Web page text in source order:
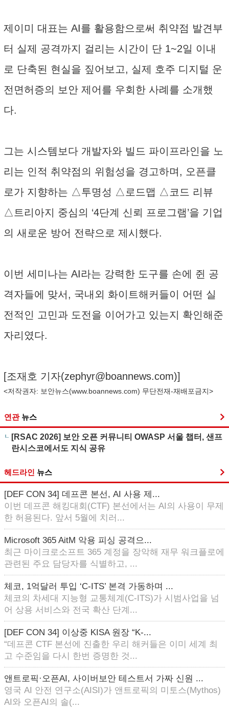
제이미 대표는 AI를 활용함으로써 취약점 발견부
터 실제 공격까지 걸리는 시간이 단 1~2일 이내
로 단축된 현실을 짚어보고, 실제 호주 디지털 운
전면허증의 보안 제어를 우회한 사례를 소개했
다.
그는 시스템보다 개발자와 빌드 파이프라인을 노
리는 인적 취약점의 위험성을 경고하며, 오픈클
로가 지향하는 △투명성 △로드맵 △코드 리뷰
△트리아지 중심의 ‘4단계 신뢰 프로그램’을 기업
의 새로운 방어 전략으로 제시했다.
이번 세미나는 AI라는 강력한 도구를 손에 쥔 공
격자들에 맞서, 국내외 화이트해커들이 어떤 실
전적인 고민과 도전을 이어가고 있는지 확인해준
자리였다.
[조재호 기자(zephyr@boannews.com)]
<저작권자: 보안뉴스(www.boannews.com) 무단전재-재배포금지>
연관 뉴스
[RSAC 2026] 보안 오픈 커뮤니티 OWASP 서울 챕터, 샌프
란시스코에서도 지식 공유
헤드라인 뉴스
[DEF CON 34] 데프콘 본선, AI 사용 제...
이번 데프콘 해킹대회(CTF) 본선에서는 AI의 사용이 무제
한 허용된다. 앞서 5월에 치러...
Microsoft 365 AitM 악용 피싱 공격으...
최근 마이크로소프트 365 계정을 장악해 재무 워크플로에
관련된 주요 담당자를 식별하고, ...
체코, 1억달러 투입 ‘C-ITS’ 본격 가동하며 ...
체코의 차세대 지능형 교통체계(C-ITS)가 시범사업을 넘
어 상용 서비스와 전국 확산 단계...
[DEF CON 34] 이상중 KISA 원장 “K-...
“데프콘 CTF 본선에 진출한 우리 해커들은 이미 세계 최
고 수준임을 다시 한번 증명한 것...
앤트로픽·오픈AI, 사이버보안 테스트서 가짜 신원 ...
영국 AI 안전 연구소(AISI)가 앤트로픽의 미토스(Mythos)
AI와 오픈AI의 솔(...